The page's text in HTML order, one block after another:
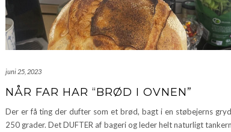
juni 25, 2023
NÅR FAR HAR “BRØD I OVNEN”
Der er få ting der dufter som et brød, bagt i en støbejerns
250 grader. Det DUFTER af bageri og leder helt naturligt